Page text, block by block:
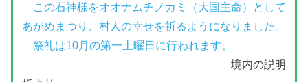
この石神様をオオナムチノカミ（大国主命）として
あがめまつり、村人の幸せを祈るようになりました。
祭礼は10月の第一土曜日に行われます。
境内の説明